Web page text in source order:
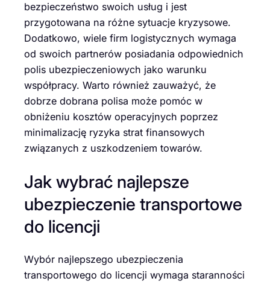
bezpieczeństwo swoich usług i jest
przygotowana na różne sytuacje kryzysowe.
Dodatkowo, wiele firm logistycznych wymaga
od swoich partnerów posiadania odpowiednich
polis ubezpieczeniowych jako warunku
współpracy. Warto również zauważyć, że
dobrze dobrana polisa może pomóc w
obniżeniu kosztów operacyjnych poprzez
minimalizację ryzyka strat finansowych
związanych z uszkodzeniem towarów.
Jak wybrać najlepsze
ubezpieczenie transportowe
do licencji
Wybór najlepszego ubezpieczenia
transportowego do licencji wymaga staranności